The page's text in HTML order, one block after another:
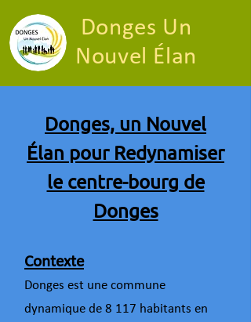
Donges Un
Nouvel Élan
Donges, un Nouvel
Élan pour Redynamiser
le centre-bourg de
Donges
Contexte
Donges est une commune
dynamique de 8 117 habitants en